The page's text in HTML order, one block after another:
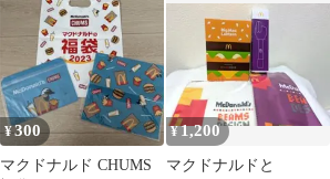
¥300
マクドナルド CHUMS
¥1,200
マクドナルドと